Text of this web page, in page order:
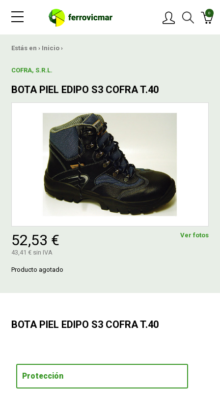
0
Estás en › Inicio ›
COFRA, S.R.L.
BOTA PIEL EDIPO S3 COFRA T.40
Ver fotos
52,53 €
43,41 € sin IVA
Producto agotado
BOTA PIEL EDIPO S3 COFRA T.40
Protección
OFERTAS
NOVEDADES
BLOG
CONTACTAR